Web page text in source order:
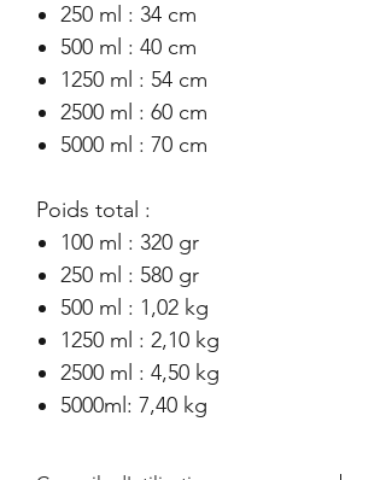
250 ml : 34 cm
500 ml : 40 cm
1250 ml : 54 cm
2500 ml : 60 cm
5000 ml : 70 cm
Poids total :
100 ml : 320 gr
250 ml : 580 gr
500 ml : 1,02 kg
1250 ml : 2,10 kg
2500 ml : 4,50 kg
5000ml: 7,40 kg